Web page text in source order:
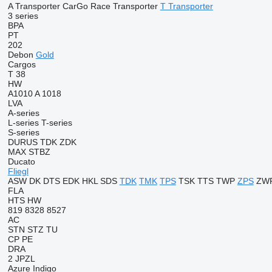
A Transporter CarGo Race Transporter T Transporter
3 series
BPA
PT
202
Debon Gold
Cargos
T 38
HW
A1010 A 1018
LVA
A-series
L-series T-series
S-series
DURUS TDK ZDK
MAX STBZ
Ducato
Fliegl
ASW DK DTS EDK HKL SDS TDK TMK TPS TSK TTS TWP ZPS
FLA
HTS HW
819 8328 8527
AC
STN STZ TU
CP PE
DRA
2 JPZL
Azure Indigo